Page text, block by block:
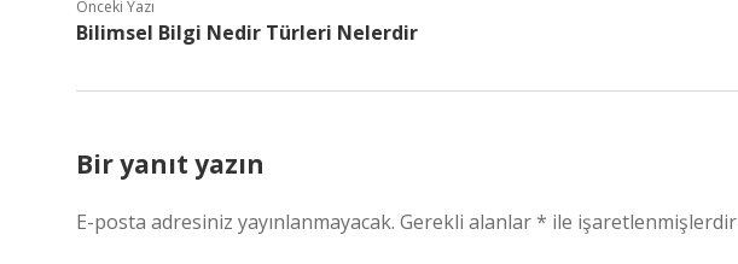
Önceki Yazı
Bilimsel Bilgi Nedir Türleri Nelerdir
Bir yanıt yazın
E-posta adresiniz yayınlanmayacak. Gerekli alanlar* ile işaretlenmişlerdir